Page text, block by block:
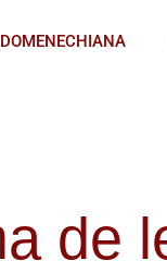
DOMENECHIANA
de